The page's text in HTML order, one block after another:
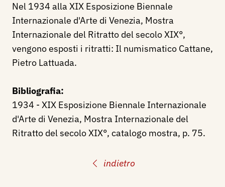
indietro
Nel 1934 alla XIX Esposizione Biennale
Internazionale d'Arte di Venezia, Mostra
Internazionale del Ritratto del secolo XIX°,
vengono esposti i ritratti: Il numismatico Cattane,
Pietro Lattuada.
Bibliografia:
1934 - XIX Esposizione Biennale Internazionale
d'Arte di Venezia, Mostra Internazionale del
Ritratto del secolo XIX°, catalogo mostra, p. 75.